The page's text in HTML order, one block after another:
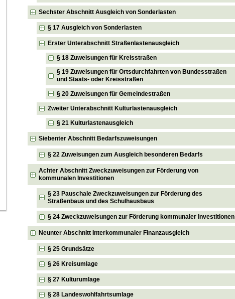
Sechster Abschnitt Ausgleich von Sonderlasten
§ 17 Ausgleich von Sonderlasten
Erster Unterabschnitt Straßenlastenausgleich
§ 18 Zuweisungen für Kreisstraßen
§ 19 Zuweisungen für Ortsdurchfahrten von Bundesstraßen
und Staats- oder Kreisstraßen
§ 20 Zuweisungen für Gemeindestraßen
Zweiter Unterabschnitt Kulturlastenausgleich
§ 21 Kulturlastenausgleich
Siebenter Abschnitt Bedarfszuweisungen
§ 22 Zuweisungen zum Ausgleich besonderen Bedarfs
Achter Abschnitt Zweckzuweisungen zur Förderung von
kommunalen Investitionen
§ 23 Pauschale Zweckzuweisungen zur Förderung des
Straßenbaus und des Schulhausbaus
§ 24 Zweckzuweisungen zur Förderung kommunaler Investitionen
Neunter Abschnitt Interkommunaler Finanzausgleich
§ 25 Grundsätze
§ 26 Kreisumlage
§ 27 Kulturumlage
§ 28 Landeswohlfahrtsumlage